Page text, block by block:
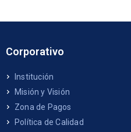
Corporativo
Institución
Misión y Visión
Zona de Pagos
Política de Calidad